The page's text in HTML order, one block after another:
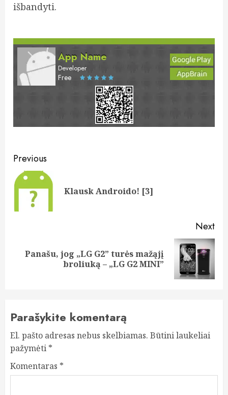
išbandyti.
App Name
Developer
Free
Post
navigation
Previous
Klausk Androido! [3]
Next
Next
Panašu, jog „LG G2” turės mažąjį
broliuką – „LG G2 MINI”
Parašykite komentarą
El. pašto adresas nebus skelbiamas. Būtini laukeliai
pažymėti *
Komentaras *